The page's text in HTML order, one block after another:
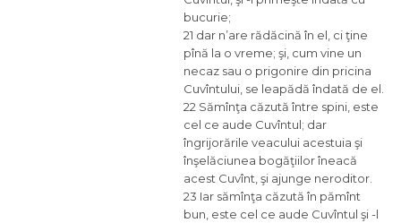
bucurie;
21 dar n’are rădăcină în el, ci ţine
pînă la o vreme; şi, cum vine un
necaz sau o prigonire din pricina
Cuvîntului, se leapădă îndată de el.
22 Sămînţa căzută între spini, este
cel ce aude Cuvîntul; dar
îngrijorările veacului acestuia şi
înşelăciunea bogăţiilor îneacă
acest Cuvînt, şi ajunge neroditor.
23 Iar sămînţa căzută în pămînt
bun, este cel ce aude Cuvîntul şi -l